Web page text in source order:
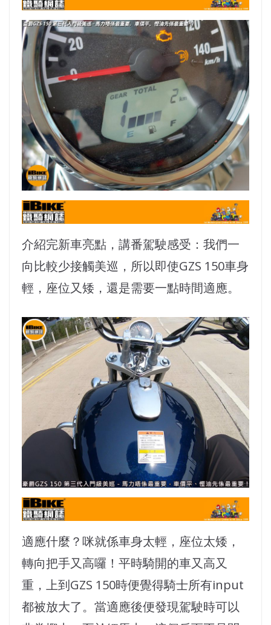
介紹完新車亮點，講番駕駛感受：我們一
向比較少接觸美巡，所以即使GZS 150車身
輕，座位又矮，還是需要一點時間適應。
適應什麼？咪就係車身太輕，座位太矮，
轉向把手又高囉！平時騎開的車又高又
重，上到GZS 150時便覺得騎士所有input
都被放大了。當適應後便發現駕駛時可以